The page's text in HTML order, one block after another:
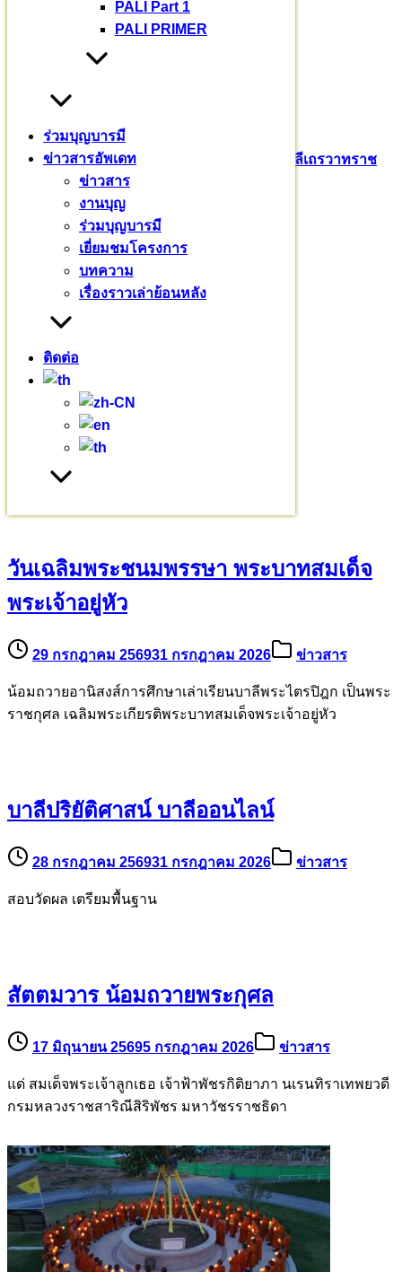
PALI Part 1
PALI PRIMER
ร่วมบุญบารมี
ข่าวสารอัพเดท
ข่าวสาร
งานบุญ
ร่วมบุญบารมี
เยี่ยมชมโครงการ
บทความ
เรื่องราวเล่าย้อนหลัง
ติดต่อ
พระธรรมวชิราจารย์ รศ.ดร.
๐๙๒ – ๖๙๔ – ๘๘๘๓
รศ.ดร. เวทย์ บรรณกรกุล
ผู้รับผิดชอบโครงการ
๐๘๑ – ๙๔๓ – ๒๖๖๕
Pali English บาลีเถรวาท มหาวชิราลงกรณ​บาลี​เถรวาท​ราช​
สามเณรสีหะ
หมวดหมู่
ข่าวสาร
งานบุญ
บทความ(80)
พระมหากรุณาธิคุณ
ร่วมบุญบารมี
เยี่ยมชมโครงการ
เรื่องราวเล่าย้อนหลัง(7)
บทความอื่นๆ
วันเฉลิมพระชนมพรรษา พระบาทสมเด็จ
พระเจ้าอยู่หัว
ราชกุศล เฉลิมพระเกียรติพระบาทสมเด็จพระเจ้าอยู่หัว
บาลีปริยัติศาสน์ บาลีออนไลน์
สอบวัดผล เตรียมพื้นฐาน
สัตตมวาร น้อมถวายพระกุศล
แด่ สมเด็จพระเจ้าลูกเธอ เจ้าฟ้าพัชรกิติยาภา นเรนทิราเทพยวดี
กรมหลวงราชสาริณีสิริพัชร มหาวัชรราชธิดา